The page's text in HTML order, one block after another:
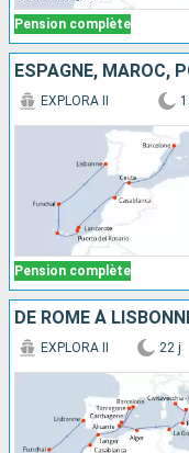
Pension complète
ESPAGNE, MAROC,
Pension complète
EXPLORA II
DE ROME À
EXPLORA II 22 j